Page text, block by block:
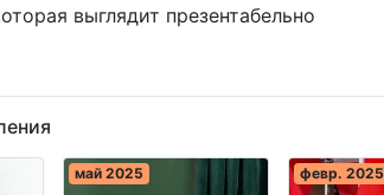
выглядит презентабельно
май 2025 февр. 2025